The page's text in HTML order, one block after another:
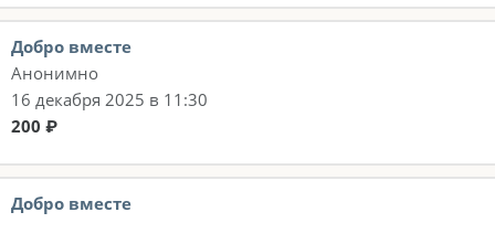
Добро вместе
Анонимно
16 декабря 2025 в 11:30
200 ₽
Добро вместе